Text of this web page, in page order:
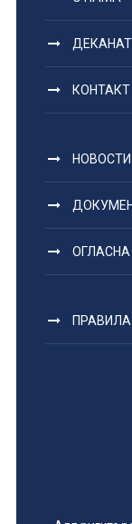
ДЕКАНАТ
КОНТАКТ
НОВОСТИ